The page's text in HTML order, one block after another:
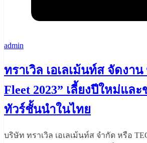
admin
ทราเวิล เอเลเม้นท์ส จัดงาน
Fleet 2023” เลี้ยงปีใหม่แ
ทัวร์ชั้นนำในไทย
บริษัท ทราเวิล เอเลเม้นท์ส จำกัด หรือ TEC